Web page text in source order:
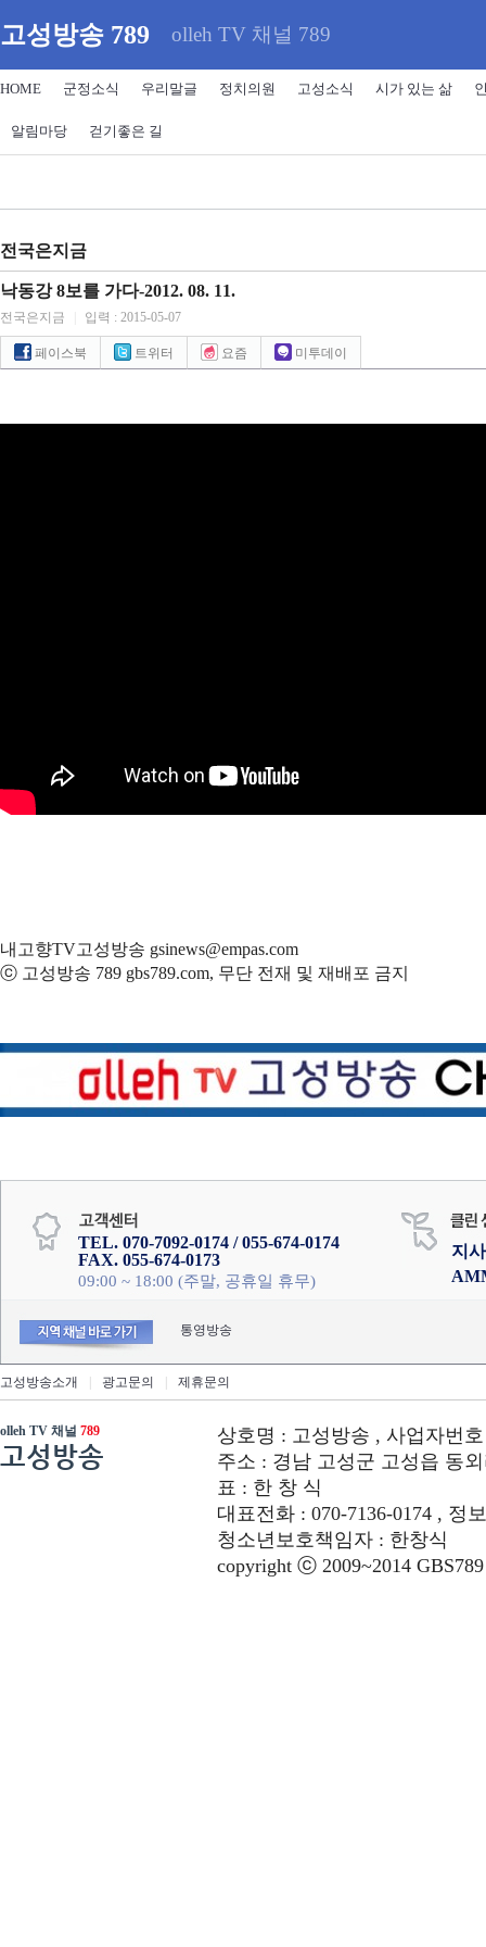
고성방송 789 olleh TV 채널 789
HOME 군정소식 우리말글 정치의원 고성소식 시가 있는 삶
알림마당 걷기좋은 길
전국은지금
낙동강 8보를 가다-2012. 08. 11.
전국은지금 입력 : 2015-05-07
페이스북 트위터 요즘 미투데이
내고향TV고성방송 gsinews@empas.com
ⓒ 고성방송 789 gbs789.com, 무단 전재 및 재배포 금지
TEL. 070-7092-0174 / 055-674-0174
FAX. 055-674-0173
09:00 ~ 18:00 (주말, 공휴일 휴무)
지
통영방송
고성방송소개 광고문의 제휴문의
olleh TV 채널 789
고성방송
상호명 : 고성방송 , 사업자번호
주소 : 경남 고성군 고성읍 동외
표 : 한 창 식
대표전화 : 070-7136-0174 , 정
청소년보호책임자 : 한창식
copyright ⓒ 2009~2014